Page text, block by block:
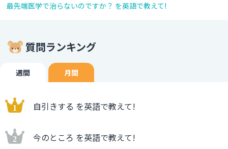
最先端医学で治らないのですか？ を英語で教えて!
質問ランキング
週間 月間
自引きする を英語で教えて!
今のところ を英語で教えて!